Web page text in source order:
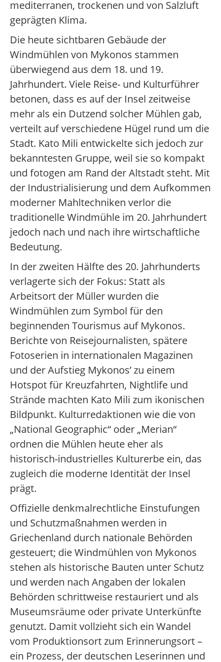
mediterranen, trockenen und von Salzluft
geprägten Klima.
Die heute sichtbaren Gebäude der
Windmühlen von Mykonos stammen
überwiegend aus dem 18. und 19.
Jahrhundert. Viele Reise- und Kulturführer
betonen, dass es auf der Insel zeitweise
mehr als ein Dutzend solcher Mühlen gab,
verteilt auf verschiedene Hügel rund um die
Stadt. Kato Mili entwickelte sich jedoch zur
bekanntesten Gruppe, weil sie so kompakt
und fotogen am Rand der Altstadt steht. Mit
der Industrialisierung und dem Aufkommen
moderner Mahltechniken verlor die
traditionelle Windmühle im 20. Jahrhundert
jedoch nach und nach ihre wirtschaftliche
Bedeutung.
In der zweiten Hälfte des 20. Jahrhunderts
verlagerte sich der Fokus: Statt als
Arbeitsort der Müller wurden die
Windmühlen zum Symbol für den
beginnenden Tourismus auf Mykonos.
Berichte von Reisejournalisten, spätere
Fotoserien in internationalen Magazinen
und der Aufstieg Mykonos’ zu einem
Hotspot für Kreuzfahrten, Nightlife und
Strände machten Kato Mili zum ikonischen
Bildpunkt. Kulturredaktionen wie die von
„National Geographic“ oder „Merian“
ordnen die Mühlen heute eher als
historisch-industrielles Kulturerbe ein, das
zugleich die moderne Identität der Insel
prägt.
Offizielle denkmalrechtliche Einstufungen
und Schutzmaßnahmen werden in
Griechenland durch nationale Behörden
gesteuert; die Windmühlen von Mykonos
stehen als historische Bauten unter Schutz
und werden nach Angaben der lokalen
Behörden schrittweise restauriert und als
Museumsräume oder private Unterkünfte
genutzt. Damit vollzieht sich ein Wandel
vom Produktionsort zum Erinnerungsort –
ein Prozess, der deutschen Leserinnen und